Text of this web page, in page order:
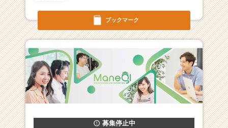
ブックマーク
募集停止中